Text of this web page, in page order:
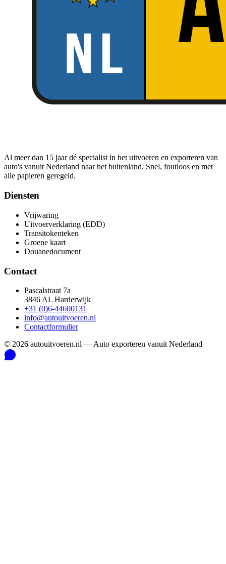
Al meer dan 15 jaar dé specialist in het uitvoeren en exporteren van
auto's vanuit Nederland naar het buitenland. Snel, foutloos en met
alle papieren geregeld.
Diensten
Vrijwaring
Uitvoerverklaring (EDD)
Transitokenteken
Groene kaart
Douanedocument
Contact
Pascalstraat 7a
3846 AL Harderwijk
+31 (0)6-44600131
info@autouitvoeren.nl
Contactformulier
© 2026 autouitvoeren.nl — Auto exporteren vanuit Nederland